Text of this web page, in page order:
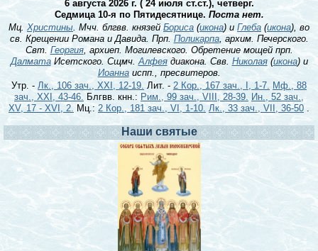
6 августа 2026 г. ( 24 июля ст.ст.), четверг.
Седмица 10-я по Пятидесятнице. Поста нет.
Мц. Христины. Мчч. блгвв. князейБориса (икона) и Глеба (икона), во
св. Крещении Романа и Давида. Прп. Поликарпа, архим. Печерского.
Свт. Георгия, архиеп. Могилевского. Обретение мощей прп.
ДалматаИсетского. Сщмч.Алфеядиакона. Свв. Николая(икона) и
Иоаннаиспп., пресвитеров.
Утр. - Лк., 106 зач., XXI, 12-19. Лит. - 2 Кор., 167 зач., I, 1-7. Мф., 88
зач., XXI, 43-46. Блгвв. кнн.: Рим., 99 зач., VIII, 28-39. Ин., 52 зач.,
XV, 17 - XVI, 2. Мц.: 2 Кор., 181 зач., VI, 1-10. Лк., 33 зач., VII, 36-50 .
Наши святые